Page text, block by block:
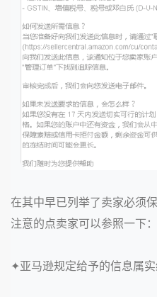
在其中早已列举了卖家必须
注意的点卖家可以参照一下：
✦亚马逊规定给予的信息属